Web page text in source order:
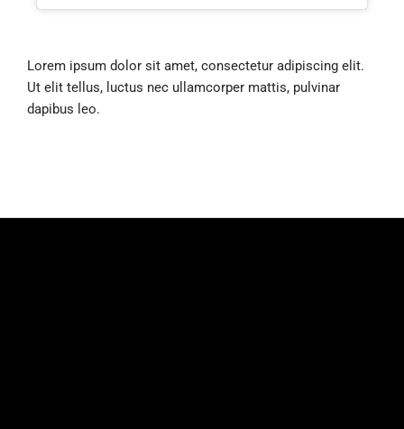
Lorem ipsum dolor sit amet, consectetur adipiscing elit.
Ut elit tellus, luctus nec ullamcorper mattis, pulvinar
dapibus leo.